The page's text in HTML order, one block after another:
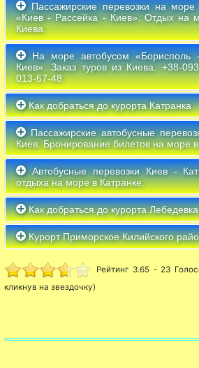
Пассажирские перевозки на море
«Киев - Рассейка - Киев». Отдых на
Киева.
На море автобусом «Борисполь
Киев». Заказ туров из Киева. +38-
013-67-48
Как добраться до курорта Катранка
Пассажирские автобусные
Киев. Бронирование билетов на море в
Автобусные перевозки Киев -
отдыха на море в Катранке.
Как добраться до курорта Лебедевка
Курорт Приморское Килийского
Рейтинг 3.65 - 23
кликнув на звездочку)